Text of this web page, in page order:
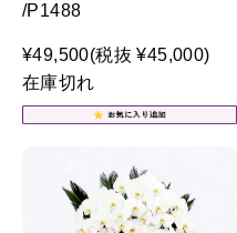
/P1488
¥49,500(税抜 ¥45,000)
在庫切れ